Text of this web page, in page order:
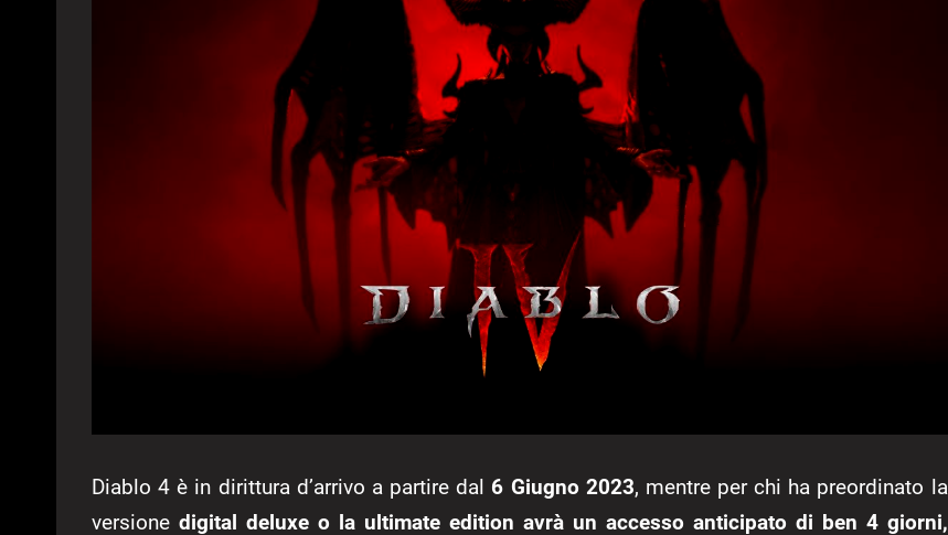
Diablo 4 è in dirittura d’arrivo a partire dal 6 Giugno 2023, mentre per chi ha preordinato la
versione digital deluxe o la ultimate edition avrà un accesso anticipato di ben 4 giorni,